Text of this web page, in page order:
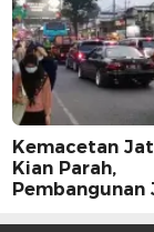
Kemacetan
Kian Parah,
Pembangunan